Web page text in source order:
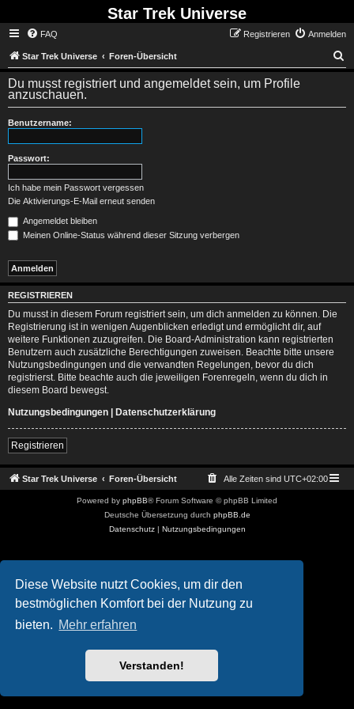
Diese Website nutzt Cookies, um dir den
bestmöglichen Komfort bei der Nutzung zu
bieten. Mehr erfahren
Verstanden!
Star Trek Universe
FAQ Anmelden
Registrieren
Star Trek Universe Foren-Übersicht
Du musst registriert und angemeldet sein, um Profile
anzuschauen.
Benutzername:
Passwort:
Ich habe mein Passwort vergessen
Die Aktivierungs-E-Mail erneut senden
Angemeldet bleiben
Meinen Online-Status während dieser Sitzung verbergen
REGISTRIEREN
Du musst in diesem Forum registriert sein, um dich anmelden zu können. Die
Registrierung ist in wenigen Augenblicken erledigt und ermöglicht dir, auf
weitere Funktionen zuzugreifen. Die Board-Administration kann registrierten
Benutzern auch zusätzliche Berechtigungen zuweisen. Beachte bitte unsere
Nutzungsbedingungen und die verwandten Regelungen, bevor du dich
registrierst. Bitte beachte auch die jeweiligen Forenregeln, wenn du dich in
diesem Board bewegst.
Nutzungsbedingungen | Datenschutzerklärung
Registrieren
Star Trek Universe Foren-Übersicht Alle Zeiten sind UTC+02:00
Powered by phpBB® Forum Software © phpBB Limited
Deutsche Übersetzung durch phpBB.de
Datenschutz| Nutzungsbedingungen